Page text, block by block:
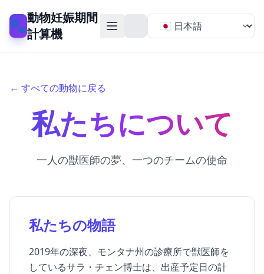
🐾動物妊娠期間
計算機
← すべての動物に戻る
私たちについて
一人の獣医師の夢、一つのチームの使命
私たちの物語
2019年の深夜、モンタナ州の診療所で獣医師を
しているサラ・チェン博士は、出産予定日の計